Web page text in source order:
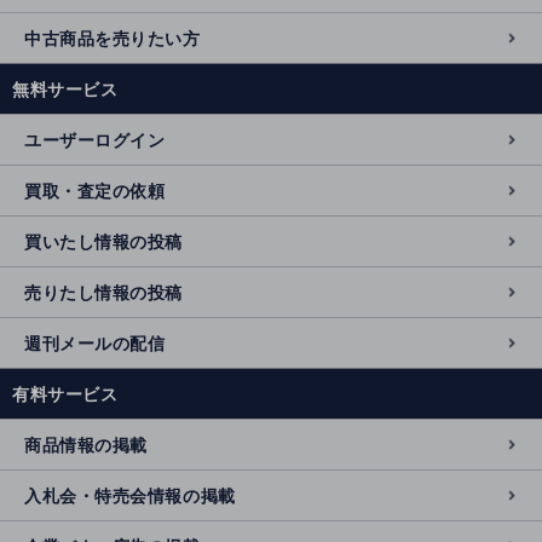
中古商品を売りたい方
無料サービス
ユーザーログイン
買取・査定の依頼
買いたし情報の投稿
売りたし情報の投稿
週刊メールの配信
有料サービス
商品情報の掲載
入札会・特売会情報の掲載